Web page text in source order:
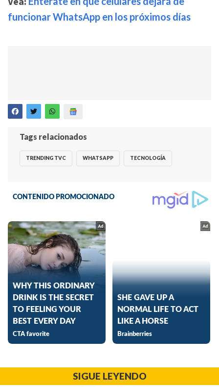
funcionar WhatsApp en los próximos días
Tags relacionados
TRENDING TVC WHATSAPP TECNOLOGÍA
SIGUE LEYENDO